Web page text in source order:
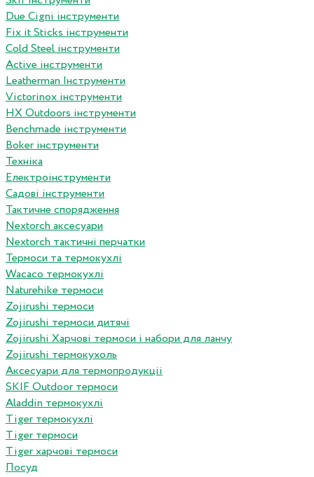
Due Cigni інструменти
Fix it Sticks інструменти
Сold Steel інструменти
Active інструменти
Leatherman Інструменти
Victorinox інструменти
HX Outdoors інструменти
Benchmade інструменти
Boker інструменти
Техніка
Електроінструменти
Садові інструменти
Тактичне спорядження
Nextorch аксесуари
Nextorch тактичні перчатки
Термоси та термокухлі
Wacaco термокухлі
Naturehike термоси
Zojirushi термоси
Zojirushi термоси дитячі
Zojirushi Харчові термоси і набори для ланчу
Zojirushi термокухоль
Аксесуари для термопродукціі
SKIF Outdoor термоси
Aladdin термокухлі
Tiger термокухлі
Tiger термоси
Tiger харчові термоси
Посуд